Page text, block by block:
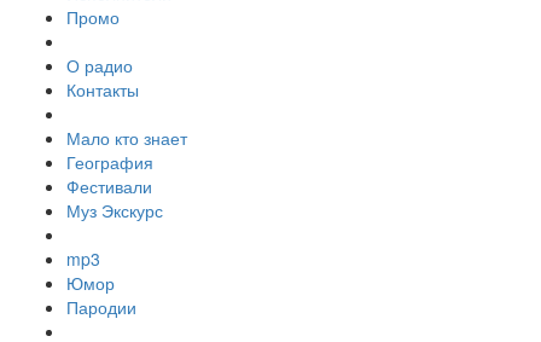
Промо
О радио
Контакты
Мало кто знает
География
Фестивали
Муз Экскурс
mp3
Юмор
Пародии